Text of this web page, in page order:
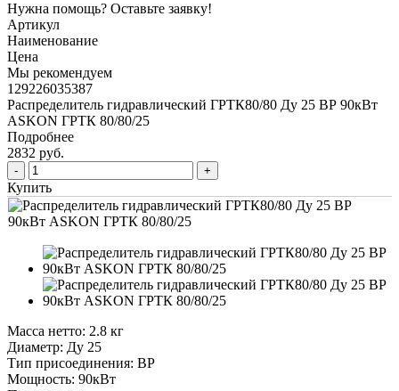
Нужна помощь? Оставьте заявку!
Артикул
Наименование
Цена
Мы рекомендуем
129226035387
Распределитель гидравлический ГРТК80/80 Ду 25 ВР 90кВт
ASKON ГРТК 80/80/25
Подробнее
2832 руб.
Купить
Масса нетто: 2.8 кг
Диаметр: Ду 25
Тип присоединения: ВР
Мощность: 90кВт